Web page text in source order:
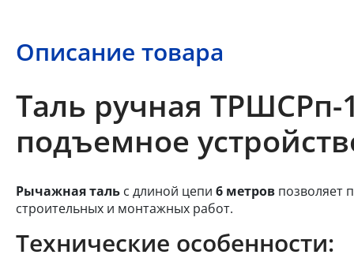
Описание товара
Таль ручная ТРШСРп-
подъемное
Рычажная таль с длиной цепи 6 метров позволяет
строительных и монтажных работ.
Технические особенности: